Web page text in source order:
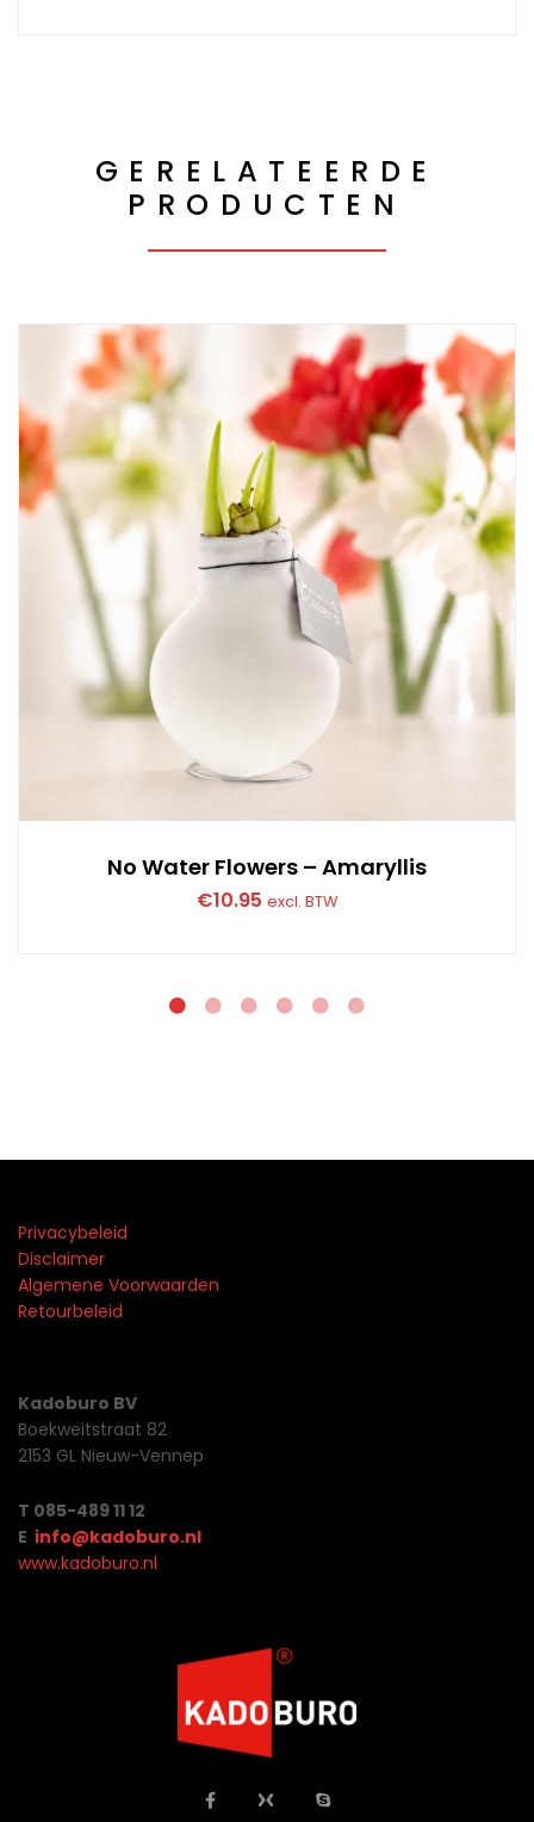
GERELATEERDE
PRODUCTEN
No Water Flowers – Amaryllis
€10.95 excl. BTW
Privacybeleid
Disclaimer
Algemene Voorwaarden
Retourbeleid
Kadoburo BV
Boekweitstraat 82
2153 GL Nieuw-Vennep
T 085-489 11 12
E info@kadoburo.nl
www.kadoburo.nl